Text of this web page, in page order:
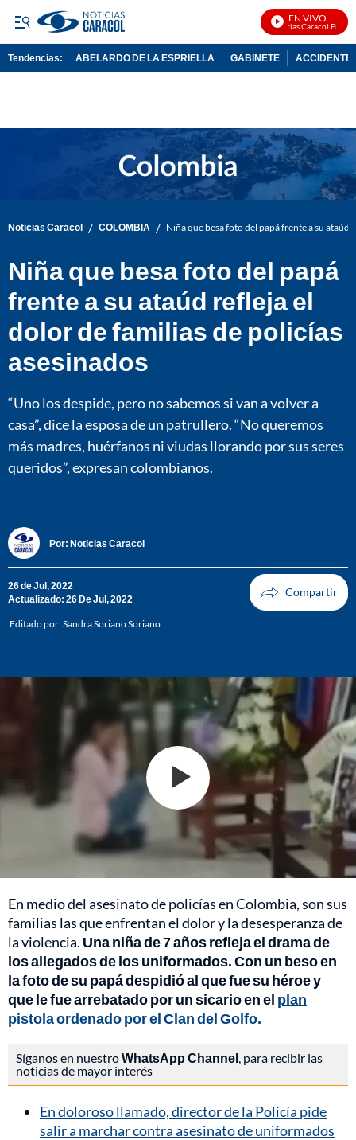
EN VIVO
Noticias Caracol En Vivo
Tendencias: ABELARDO DE LA ESPRIELLA GABINETE ACCIDENTE
Noticias Caracol / COLOMBIA / Niña que besa foto del papá frente a su
Niña que besa foto del papá
frente a su ataúd refleja el
dolor de familias de policías
asesinados
“Uno los despide, pero no sabemos si van a volver a
casa”, dice la esposa de un patrullero. “No queremos
más madres, huérfanos ni viudas llorando por sus seres
queridos”, expresan colombianos.
Por: Noticias Caracol
26 de Jul, 2022
Actualizado: 26 De Jul, 2022
Editado por:Sandra Soriano Soriano
En medio del asesinato de policías en Colombia, son sus
familias las que enfrentan el dolor y la desesperanza de
la violencia. Una niña de 7 años refleja el drama de
los allegados de los uniformados. Con un beso en
la foto de su papá despidió al que fue su héroe y
que le fue arrebatado por un sicario en el plan
pistola ordenado por el Clan del Golfo.
Síganos en nuestroWhatsApp Channel , para recibir las
noticias de mayor interés
En doloroso llamado, director de la Policía pide
salir a marchar contra asesinato de uniformados